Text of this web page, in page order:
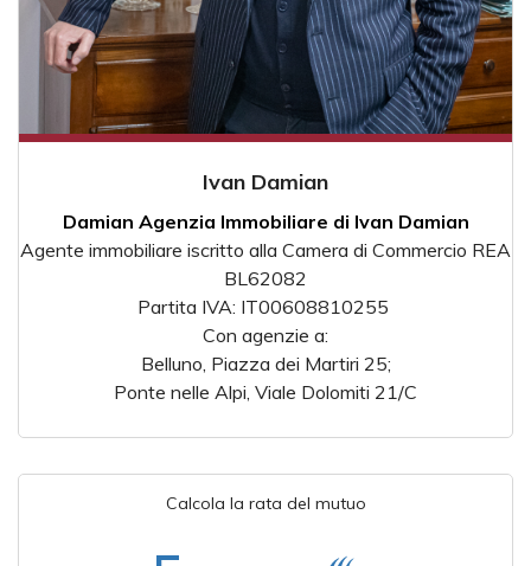
Ivan Damian
Damian Agenzia Immobiliare di Ivan Damian
Agente immobiliare iscritto alla Camera di Commercio REA
BL62082
Partita IVA: IT00608810255
Con agenzie a:
Belluno, Piazza dei Martiri 25;
Ponte nelle Alpi, Viale Dolomiti 21/C
Calcola la rata del mutuo